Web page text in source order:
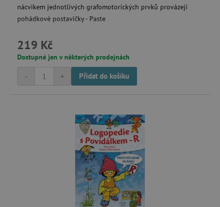
nácvikem jednotlivých grafomotorických prvků provázejí
pohádkové postavičky - Paste
219 Kč
Dostupné jen v některých prodejnách
+
- Přidat do košíku